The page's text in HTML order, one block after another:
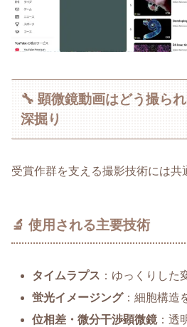
🔧 顕微鏡動画はどう撮ら
深掘り
受賞作群を支える撮影技術には共
🔬 使用される主要技術
タイムラプス ：ゆっくりした
蛍光イメージング：細胞構造
位相差・微分干渉顕微鏡：透